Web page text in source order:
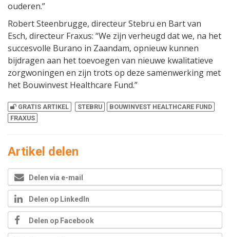
ouderen.”
Robert Steenbrugge, directeur Stebru en Bart van
Esch, directeur Fraxus: “We zijn verheugd dat we, na het
succesvolle Burano in Zaandam, opnieuw kunnen
bijdragen aan het toevoegen van nieuwe kwalitatieve
zorgwoningen en zijn trots op deze samenwerking met
het Bouwinvest Healthcare Fund.”
GRATIS ARTIKEL STEBRU
BOUWINVEST HEALTHCARE FUND
FRAXUS
Artikel delen
Delen via e-mail
Delen op LinkedIn
Delen op Facebook